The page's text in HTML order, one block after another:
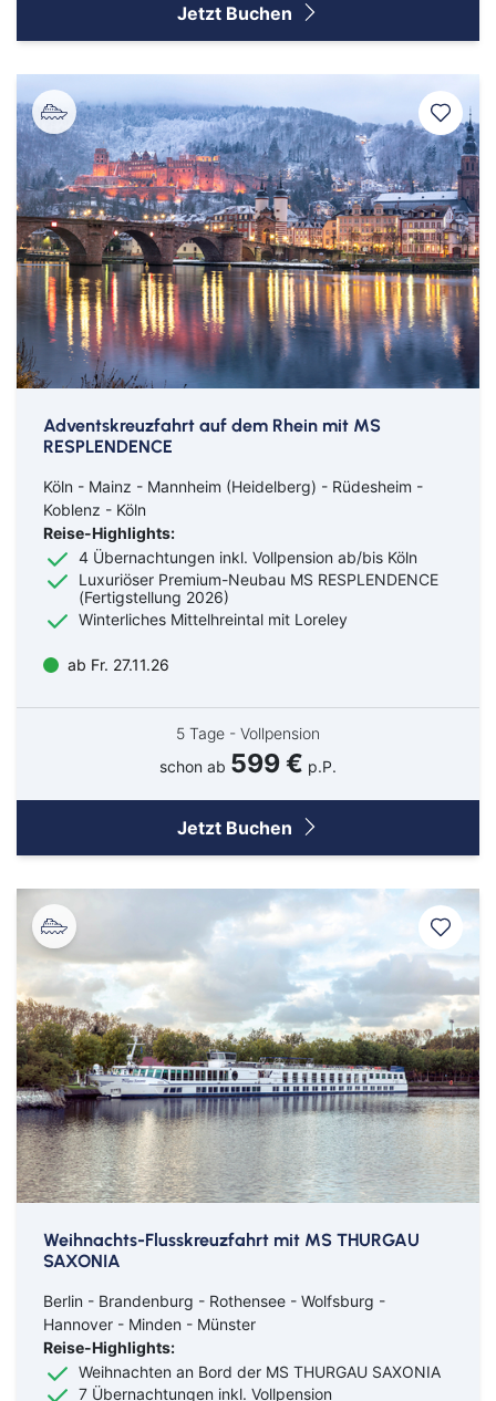
Jetzt Buchen
Adventskreuzfahrt auf dem Rhein mit MS
RESPLENDENCE
Köln - Mainz - Mannheim (Heidelberg) - Rüdesheim -
Koblenz - Köln
Reise-Highlights:
4 Übernachtungen inkl. Vollpension ab/bis Köln
Luxuriöser Premium-Neubau MS RESPLENDENCE
(Fertigstellung 2026)
Winterliches Mittelhreintal mit Loreley
ab Fr. 27.11.26
5 Tage - Vollpension
schon ab 599 € p.P.
Jetzt Buchen
Weihnachts-Flusskreuzfahrt mit MS THURGAU
SAXONIA
Berlin - Brandenburg - Rothensee - Wolfsburg -
Hannover - Minden - Münster
Reise-Highlights:
Weihnachten an Bord der MS THURGAU SAXONIA
7 Übernachtungen inkl. Vollpension